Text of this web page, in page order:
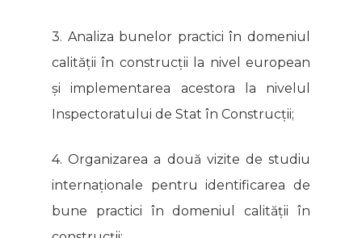
3. Analiza bunelor practici în domeniul
calității în construcții la nivel european
și implementarea acestora la nivelul
Inspectoratului de Stat în Construcții;
4. Organizarea a două vizite de studiu
internaționale pentru identificarea de
bune practici în domeniul calității în